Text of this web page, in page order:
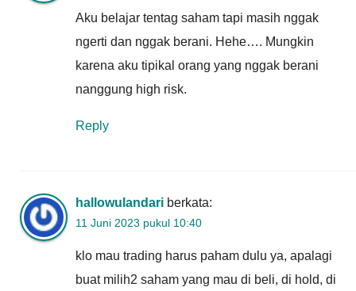
Aku belajar tentag saham tapi masih nggak
ngerti dan nggak berani. Hehe…. Mungkin
karena aku tipikal orang yang nggak berani
nanggung high risk.
Reply
hallowulandari berkata:
11 Juni 2023 pukul 10:40
klo mau trading harus paham dulu ya, apalagi
buat milih2 saham yang mau di beli, di hold, di